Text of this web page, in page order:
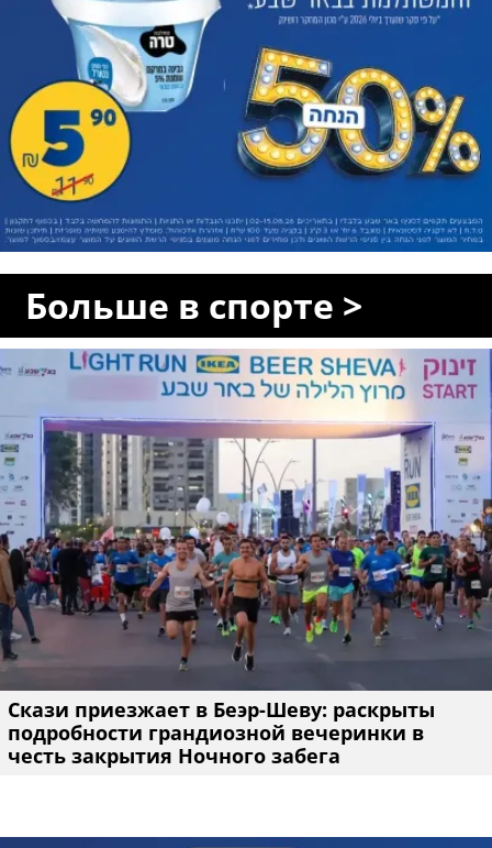
Больше в спорте >
Скази приезжает в Беэр-Шеву: раскрыты
подробности грандиозной вечеринки в
честь закрытия Ночного забега